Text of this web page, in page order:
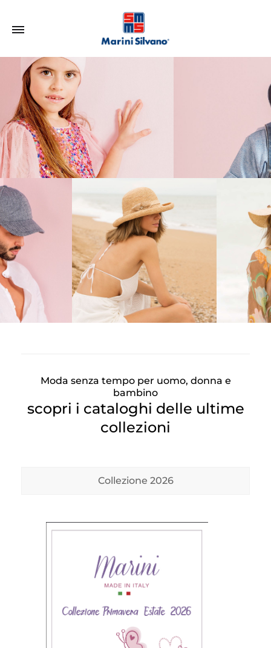
Moda senza tempo per uomo, donna e
bambino
scopri i cataloghi delle ultime
collezioni
Collezione 2026
Collezione neonato